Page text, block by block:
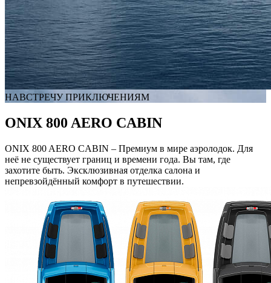
НАВСТРЕЧУ ПРИКЛЮЧЕНИЯМ
ONIX 800 AERO CABIN
ONIX 800 AERO CABIN – Премиум в мире аэролодок. Для
неё не существует границ и времени года. Вы там, где
захотите быть. Эксклюзивная отделка салона и
непревзойдённый комфорт в путешествии.